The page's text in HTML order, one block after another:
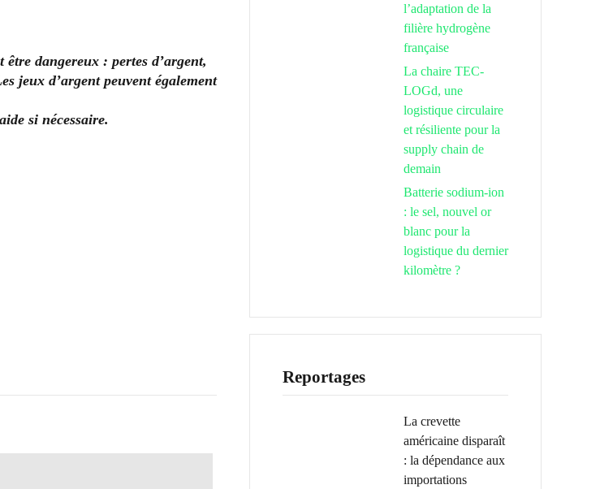
être dangereux : pertes d’argent,
jeux d’argent peuvent également
si nécessaire.
l’adaptation de la
filière hydrogène
française
La chaire TEC-
LOGd, une
logistique circulaire
et résiliente pour la
supply chain de
demain
Batterie sodium-ion
: le sel, nouvel or
blanc pour la
logistique du dernier
kilomètre ?
Reportages
La crevette
américaine disparaît
: la dépendance aux
importations